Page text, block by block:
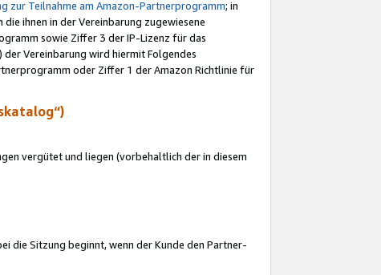
zur Teilnahme am Amazon-Partnerprogramm; in
ihnen in der Vereinbarung zugewiesene
sowie Ziffer 3 der IP-Lizenz für das
Vereinbarung wird hiermit Folgendes
oder Ziffer 1 der Amazon Richtlinie für
vergütet und liegen (vorbehaltlich der in diesem
die Sitzung beginnt, wenn der Kunde den Partner-